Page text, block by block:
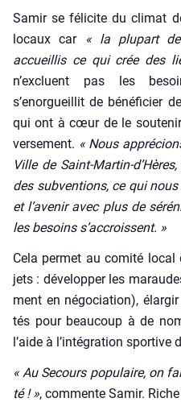
Samir se féli­cite du cli­mat
locaux car
« la plu­part
accueillis ce qui crée des
n’excluent pas les
s’enorgueillit de béné­fi­cier
qui ont à cœur de le
ver­se­ment. « Nous
Ville de Saint-
des sub­ven­tions, ce qui
et l’avenir avec plus de
les besoins s’accroissent. »
Cela per­met au comi­té local
jets : déve­lop­per les
ment en négo­cia­tion),
tés pour beau­coup à de
l’aide à l’intégration
« Au Secours popu­laire, on
té ! », com­mente Samir.